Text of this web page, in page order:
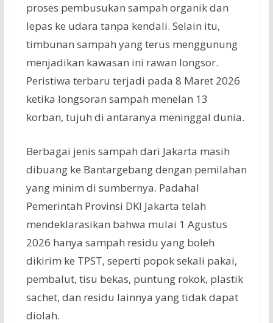
proses pembusukan sampah organik dan
lepas ke udara tanpa kendali. Selain itu,
timbunan sampah yang terus menggunung
menjadikan kawasan ini rawan longsor.
Peristiwa terbaru terjadi pada 8 Maret 2026
ketika longsoran sampah menelan 13
korban, tujuh di antaranya meninggal dunia.
Berbagai jenis sampah dari Jakarta masih
dibuang ke Bantargebang dengan pemilahan
yang minim di sumbernya. Padahal
Pemerintah Provinsi DKI Jakarta telah
mendeklarasikan bahwa mulai 1 Agustus
2026 hanya sampah residu yang boleh
dikirim ke TPST, seperti popok sekali pakai,
pembalut, tisu bekas, puntung rokok, plastik
sachet, dan residu lainnya yang tidak dapat
diolah.